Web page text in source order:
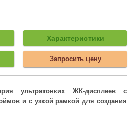
Характеристики
Запросить цену
ультратонких ЖК-дисплеев с
и с узкой рамкой для создания